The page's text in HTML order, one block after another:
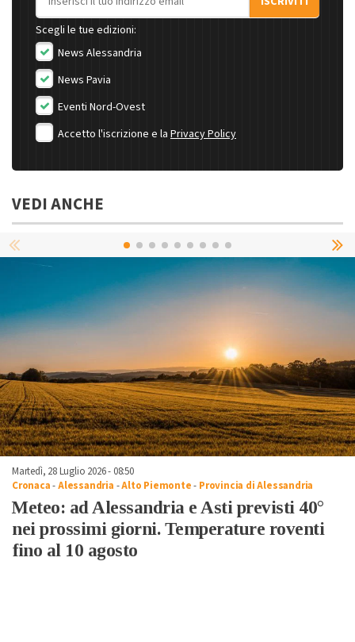
Scegli le tue edizioni:
News Alessandria
News Pavia
Eventi Nord-Ovest
Accetto l'iscrizione e la Privacy Policy
VEDI ANCHE
Martedì, 28 Luglio 2026 - 08:50
Cronaca-Alessandria -Alto Piemonte- Provincia di Alessandria
Meteo: ad Alessandria e Asti previsti 40°
nei prossimi giorni. Temperature roventi
fino al 10 agosto